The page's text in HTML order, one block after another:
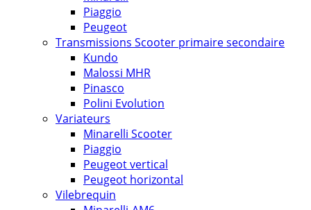
Piaggio
Peugeot
Transmissions Scooter primaire secondaire
Kundo
Malossi MHR
Pinasco
Polini Evolution
Variateurs
Minarelli Scooter
Piaggio
Peugeot vertical
Peugeot horizontal
Vilebrequin